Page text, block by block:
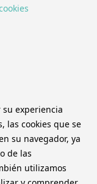
experiencia
las cookies que se
su navegador, ya
de las
utilizamos